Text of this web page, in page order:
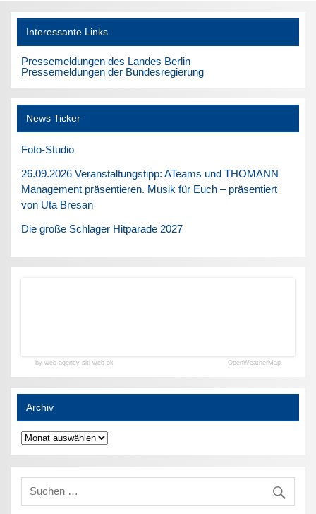
Interessante Links
Pressemeldungen des Landes Berlin
Pressemeldungen der Bundesregierung
News Ticker
Foto-Studio
26.09.2026 Veranstaltungstipp: ATeams und THOMANN
Management präsentieren. Musik für Euch – präsentiert
von Uta Bresan
Die große Schlager Hitparade 2027
by web agency siti web ok OpenWeatherMap
Archiv
Archiv